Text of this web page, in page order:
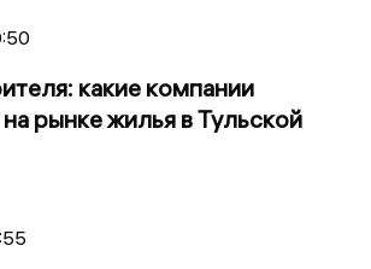
какие компании
рынке жилья в Тульской